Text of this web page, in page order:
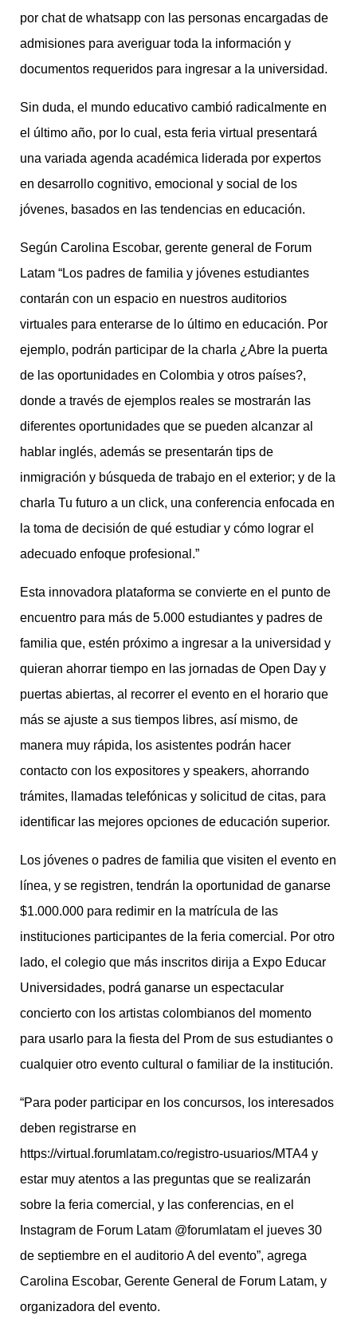
por chat de whatsapp con las personas encargadas de
admisiones para averiguar toda la información y
documentos requeridos para ingresar a la universidad.
Sin duda, el mundo educativo cambió radicalmente en
el último año, por lo cual, esta feria virtual presentará
una variada agenda académica liderada por expertos
en desarrollo cognitivo, emocional y social de los
jóvenes, basados en las tendencias en educación.
Según Carolina Escobar, gerente general de Forum
Latam “Los padres de familia y jóvenes estudiantes
contarán con un espacio en nuestros auditorios
virtuales para enterarse de lo último en educación. Por
ejemplo, podrán participar de la charla ¿Abre la puerta
de las oportunidades en Colombia y otros países?,
donde a través de ejemplos reales se mostrarán las
diferentes oportunidades que se pueden alcanzar al
hablar inglés, además se presentarán tips de
inmigración y búsqueda de trabajo en el exterior; y de la
charla Tu futuro a un click, una conferencia enfocada en
la toma de decisión de qué estudiar y cómo lograr el
adecuado enfoque profesional.”
Esta innovadora plataforma se convierte en el punto de
encuentro para más de 5.000 estudiantes y padres de
familia que, estén próximo a ingresar a la universidad y
quieran ahorrar tiempo en las jornadas de Open Day y
puertas abiertas, al recorrer el evento en el horario que
más se ajuste a sus tiempos libres, así mismo, de
manera muy rápida, los asistentes podrán hacer
contacto con los expositores y speakers, ahorrando
trámites, llamadas telefónicas y solicitud de citas, para
identificar las mejores opciones de educación superior.
Los jóvenes o padres de familia que visiten el evento en
línea, y se registren, tendrán la oportunidad de ganarse
$1.000.000 para redimir en la matrícula de las
instituciones participantes de la feria comercial. Por otro
lado, el colegio que más inscritos dirija a Expo Educar
Universidades, podrá ganarse un espectacular
concierto con los artistas colombianos del momento
para usarlo para la fiesta del Prom de sus estudiantes o
cualquier otro evento cultural o familiar de la institución.
“Para poder participar en los concursos, los interesados
deben registrarse en
https://virtual.forumlatam.co/registro-usuarios/MTA4 y
estar muy atentos a las preguntas que se realizarán
sobre la feria comercial, y las conferencias, en el
Instagram de Forum Latam @forumlatam el jueves 30
de septiembre en el auditorio A del evento”, agrega
Carolina Escobar, Gerente General de Forum Latam, y
organizadora del evento.